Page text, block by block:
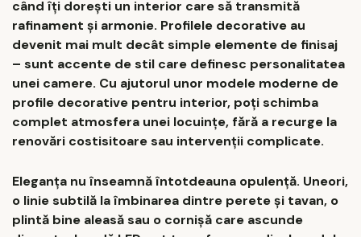
când îți dorești un interior care să transmită
rafinament și armonie. Profilele decorative au
devenit mai mult decât simple elemente de finisaj
– sunt accente de stil care definesc personalitatea
unei camere. Cu ajutorul unor modele moderne de
profile decorative pentru interior, poți schimba
complet atmosfera unei locuințe, fără a recurge la
renovări costisitoare sau intervenții complicate.
Eleganța nu înseamnă întotdeauna opulență. Uneori,
o linie subtilă la îmbinarea dintre perete și tavan, o
plintă bine aleasă sau o cornișă care ascunde